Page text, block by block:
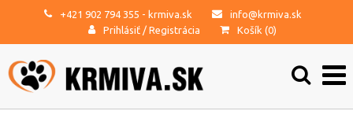
+421 902 794 355 - krmiva.sk
info@krmiva.sk
Prihlásiť / Registrácia Košík (0)